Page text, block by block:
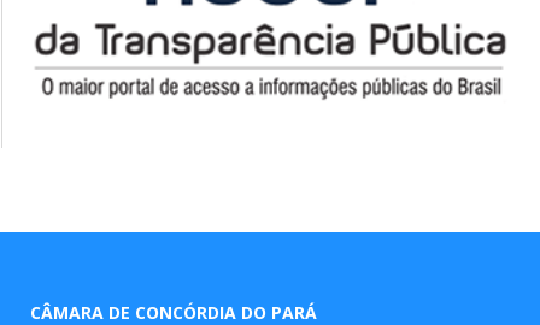
CÂMARA DE CONCÓRDIA DO PARÁ